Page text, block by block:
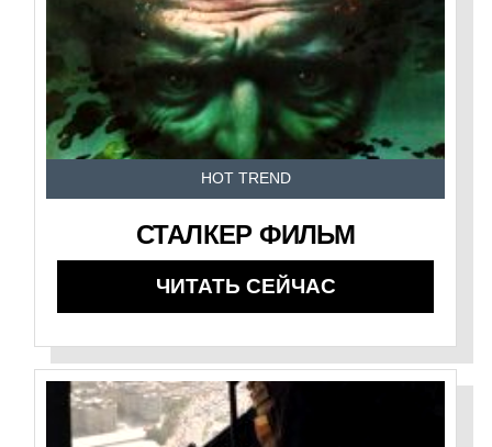
HOT TREND
СТАЛКЕР ФИЛЬМ
ЧИТАТЬ СЕЙЧАС